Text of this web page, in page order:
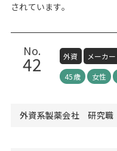
されています。
No.
42 外資 メーカー
45歳
女性
外資系製薬会社 研究職